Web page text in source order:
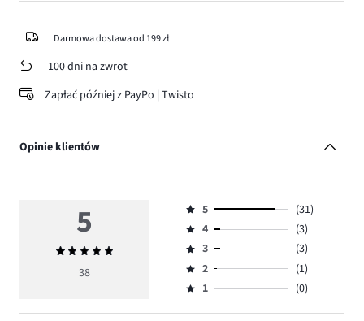
Darmowa dostawa od 199 zł
100 dni na zwrot
Zapłać później z PayPo | Twisto
Opinie klientów
5
Średnia
ocena
38
Ocena
5,
ilość
głosów
31.
5
(31)
Ocena
4,
ilość
głosów
4
(3)
Ocena
3,
ilość
3
(3)
Ocena
2,
2
(1)
Ocena
1,
1 (0)